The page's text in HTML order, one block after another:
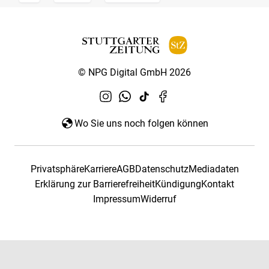
© NPG Digital GmbH 2026
Wo Sie uns noch folgen können
PrivatsphäreKarriereAGBDatenschutzMediadaten
Erklärung zur BarrierefreiheitKündigungKontakt
ImpressumWiderruf